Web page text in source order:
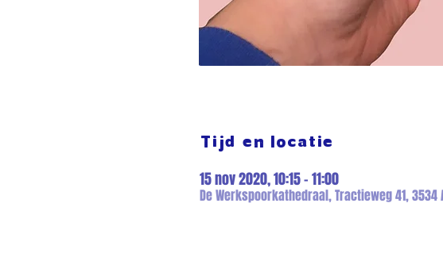
Tijd en locatie
15 nov 2020, 10:15 – 11:00
De Werkspoorkathedraal, Tractieweg 41, 3534